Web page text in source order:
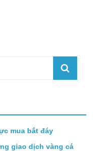
mua bắt đáy
giao dịch vàng cá